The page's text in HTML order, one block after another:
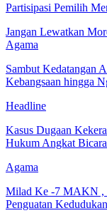
Partisipasi Pemilih
Jangan Lewatkan
Agama
Sambut Kedatangan
Kebangsaan hingga
Headline
Kasus Dugaan
Hukum Angkat
Agama
Milad Ke -7 MAKN ,
Penguatan